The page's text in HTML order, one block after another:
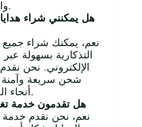
والأصالة.
هل يمكنني شراء هدايا
نعم، يمكنك شراء جميع
التذكارية بسهولة عبر
الإلكتروني. نحن
شحن سريعة وآمنة
أنحاء المملكة.
هل تقدمون خدمة
نعم، نحن نقدم خدمة